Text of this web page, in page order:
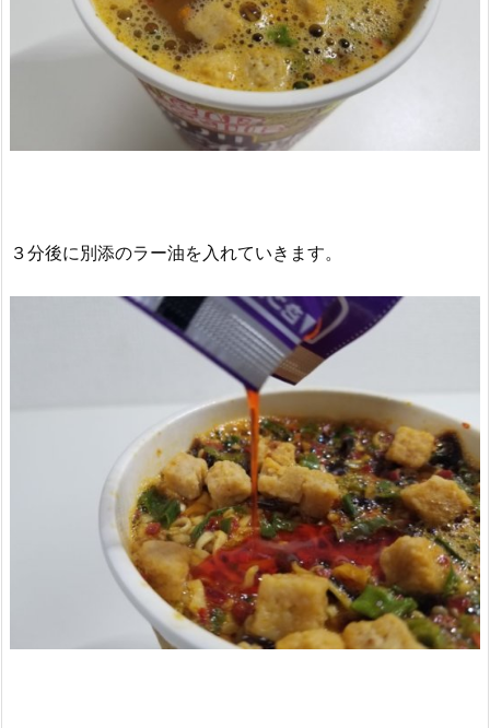
３分後に別添のラー油を入れていきます。